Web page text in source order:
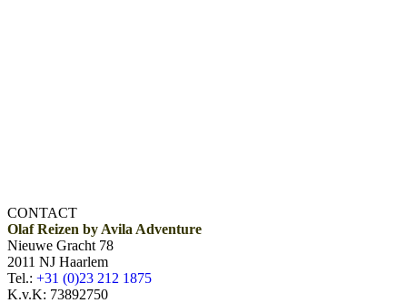
CONTACT
Olaf Reizen by Avila Adventure
Nieuwe Gracht 78
2011 NJ Haarlem
Tel.: +31 (0)23 212 1875
K.v.K: 73892750